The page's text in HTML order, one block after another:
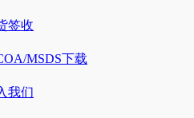
签收
MSDS下载
我们